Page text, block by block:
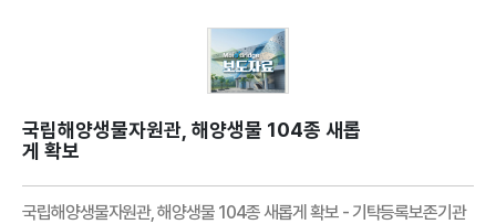
국립해양생물자원관, 해양생물 104종 새롭
게 확보
국립해양생물자원관, 해양생물 104종 새롭게 확보 - 기탁등록보존기관